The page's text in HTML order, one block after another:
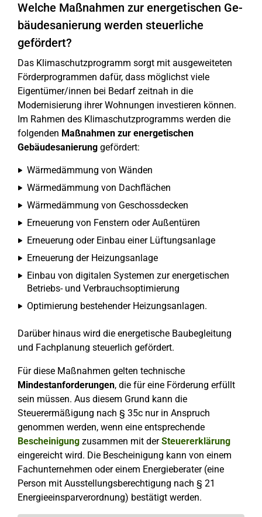
Welche Maßnahmen zur ener­ge­ti­schen Ge­
bäu­des­a­nie­run­g werden steu­er­li­che
gefördert?
Das Klimaschutzprogramm sorgt mit ausgeweiteten
Förderprogrammen dafür, dass möglichst viele
Eigentümer/innen bei Bedarf zeitnah in die
Modernisierung ihrer Wohnungen investieren können.
Im Rahmen des Klimaschutzprogramms werden die
folgenden Maßnahmen zur energetischen
Gebäudesanierung gefördert:
Wärmedämmung von Wänden
Wärmedämmung von Dachflächen
Wärmedämmung von Geschossdecken
Erneuerung von Fenstern oder Außentüren
Erneuerung oder Einbau einer Lüftungsanlage
Erneuerung der Heizungsanlage
Einbau von digitalen Systemen zur energetischen
Betriebs- und Verbrauchsoptimierung
Optimierung bestehender Heizungsanlagen.
Darüber hinaus wird die energetische Baubegleitung
und Fachplanung steuerlich gefördert.
Für diese Maßnahmen gelten technische
Mindestanforderungen, die für eine Förderung erfüllt
sein müssen. Aus diesem Grund kann die
Steuerermäßigung nach § 35c nur in Anspruch
genommen werden, wenn eine entsprechende
Bescheinigung zusammen mit derSteuererklärung
eingereicht wird. Die Bescheinigung kann von einem
Fachunternehmen oder einem Energieberater (eine
Person mit Ausstellungsberechtigung nach § 21
Energieeinsparverordnung) bestätigt werden.